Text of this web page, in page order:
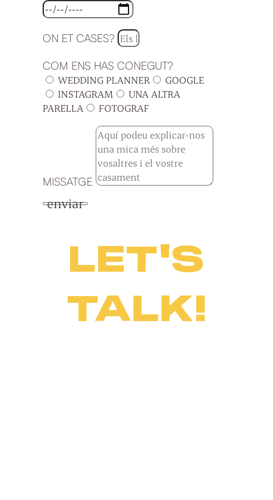
ON ET CASES?
COM ENS HAS CONEGUT?
WEDDING PLANNER
GOOGLE
INSTAGRAM
UNA ALTRA
PARELLA
FOTOGRAF
MISSATGE
enviar
LET'S
TALK!